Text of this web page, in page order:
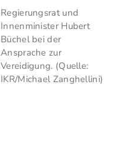
Regierungsrat und
Innenminister Hubert
Büchel bei der
Ansprache zur
Vereidigung. (Quelle:
IKR/Michael Zanghellini)